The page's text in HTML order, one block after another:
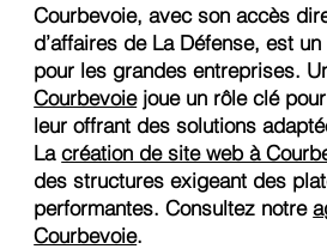
Courbevoie, avec son accès
d’affaires de La Défense, est
pour les grandes entreprises.
Courbevoiejoue un rôle clé
leur offrant des solutions
Lacréation de site web à
des structures exigeant des
performantes. Consultez notre
Courbevoie.